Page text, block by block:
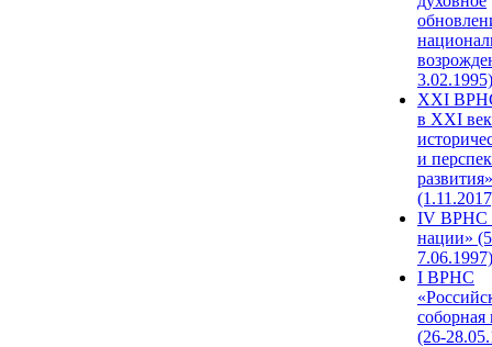
3.02.1995)
XХI
в XXI
и
развития»
IV ВРНС
нации»
7.06.1997)
I ВРНС
(26-